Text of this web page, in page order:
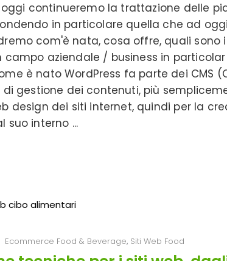
oggi continueremo la trattazione delle
in particolare quella che ad
com'è nata, cosa offre, quali sono
aziendale / business in particolar
è nato WordPress fa parte dei CMS
di gestione dei contenuti, più
design dei siti internet, quindi per la
suo interno
Ecommerce Food & Beverage, Siti Web Food